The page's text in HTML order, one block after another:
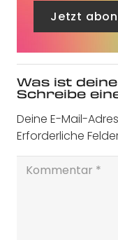
Jetzt
Was ist
Schreibe
Deine E-Mail-
Erforderliche